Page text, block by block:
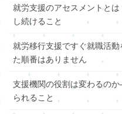
就労支援のアセスメントと
し続けること
就労移行支援ですぐ就職活
た順番はありません
支援機関の役割は変わるの
られること